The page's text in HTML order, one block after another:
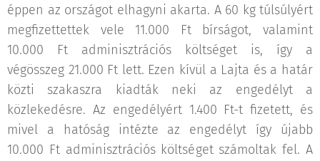
éppen az országot elhagyni akarta. A 60 kg túlsúlyért
megfizettettek vele 11.000 Ft bírságot, valamint
10.000 Ft adminisztrációs költséget is, így a
végösszeg 21.000 Ft lett. Ezen kívül a Lajta és a határ
közti szakaszra kiadták neki az engedélyt a
közlekedésre. Az engedélyért 1.400 Ft-t fizetett, és
mivel a hatóság intézte az engedélyt így újabb
10.000 Ft adminisztrációs költséget számoltak fel. A